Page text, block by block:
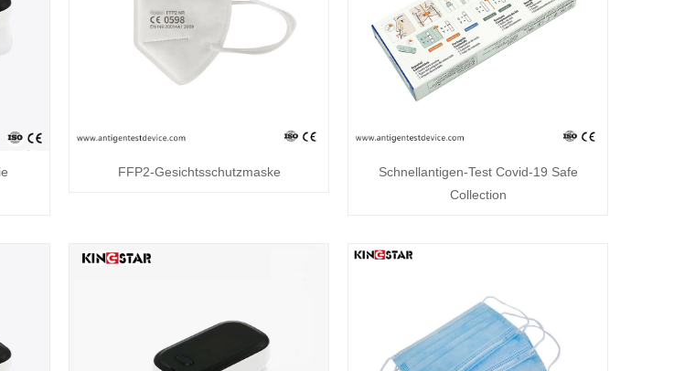
FFP2-Gesichtsschutzmaske
Schnellantigen-Test Covid-19 Safe
Collection